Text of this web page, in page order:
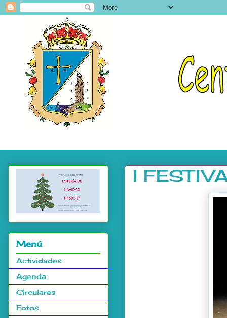
I
Menú
Actividades
Agenda
Circulares
Fotos